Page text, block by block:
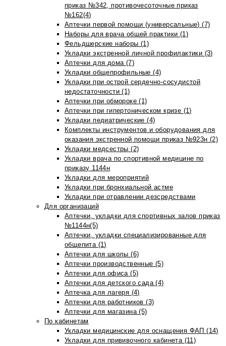
приказ №342, противочесоточные приказ
№162(4)
Аптечки первой помощи (универсальные) (7)
Наборы для врача общей практики (1)
Фельдшерские наборы (1)
Укладки экстренной личной профилактики (3)
Аптечки для дома (7)
Укладки общепрофильные (4)
Укладки при острой сердечно-сосудистой
недостаточности (1)
Аптечки при обмороке (1)
Аптечки при гипертоническом кризе (1)
Укладки педиатрические (4)
Комплекты инструментов и оборудования для
оказания экстренной помощи приказ №923н (2)
Укладки медсестры (2)
Укладки врача по спортивной медицине по
приказу 1144н
Укладки для мероприятий
Укладки при бронхиальной астме
Укладки при отравлении дезсредствами
Для организаций
Аптечки, укладки для спортивных залов приказ
№1144н(5)
Аптечки, укладки специализированные для
общепита (1)
Аптечки для школы (6)
Аптечки производственные (5)
Аптечки для офиса (5)
Аптечки для детского сада (4)
Аптечка для лагеря (4)
Аптечки для работников (3)
Аптечки для магазина (5)
По кабинетам
Укладки медицинские для оснащения ФАП (14)
Укладки для прививочного кабинета (11)